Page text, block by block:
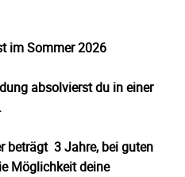
im Sommer 2026
absolvierst du in einer
beträgt 3 Jahre, bei guten
Möglichkeit deine